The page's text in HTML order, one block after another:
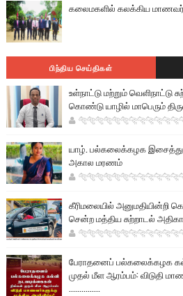
கலைமகளில் கலக்கிய மாணவர்
பிந்திய செய்திகள்
உள்நாட்டு மற்றும் வெளிநாட்டு
கொண்டு யாழில் மாபெரும்
யாழ். பல்கலைக்கழக
அகால மரணம்
கீரிமலையில் அனுமதியின்றி
சென்ற மத்திய சுற்றாடல்
பேராதனைப் பல்கலைக்கழக
முதல் மீள ஆரம்பம்: விடுதி
...............